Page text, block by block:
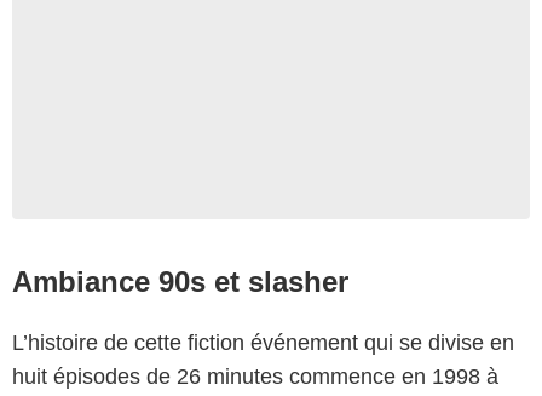
Ambiance 90s et slasher
L’histoire de cette fiction événement qui se divise en
huit épisodes de 26 minutes commence en 1998 à